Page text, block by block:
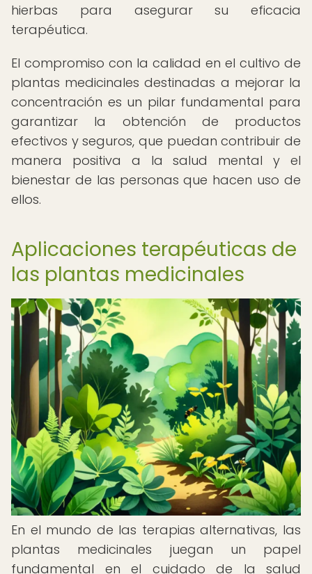
hierbas para asegurar su eficacia
terapéutica.
El compromiso con la calidad en el cultivo de
plantas medicinales destinadas a mejorar la
concentración es un pilar fundamental para
garantizar la obtención de productos
efectivos y seguros, que puedan contribuir de
manera positiva a la salud mental y el
bienestar de las personas que hacen uso de
ellos.
Aplicaciones terapéuticas de
las plantas medicinales
En el mundo de las terapias alternativas, las
plantas medicinales juegan un papel
fundamental en el cuidado de la salud